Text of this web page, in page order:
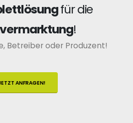
für die
!
Betreiber oder Produzent!
ANFRAGEN!